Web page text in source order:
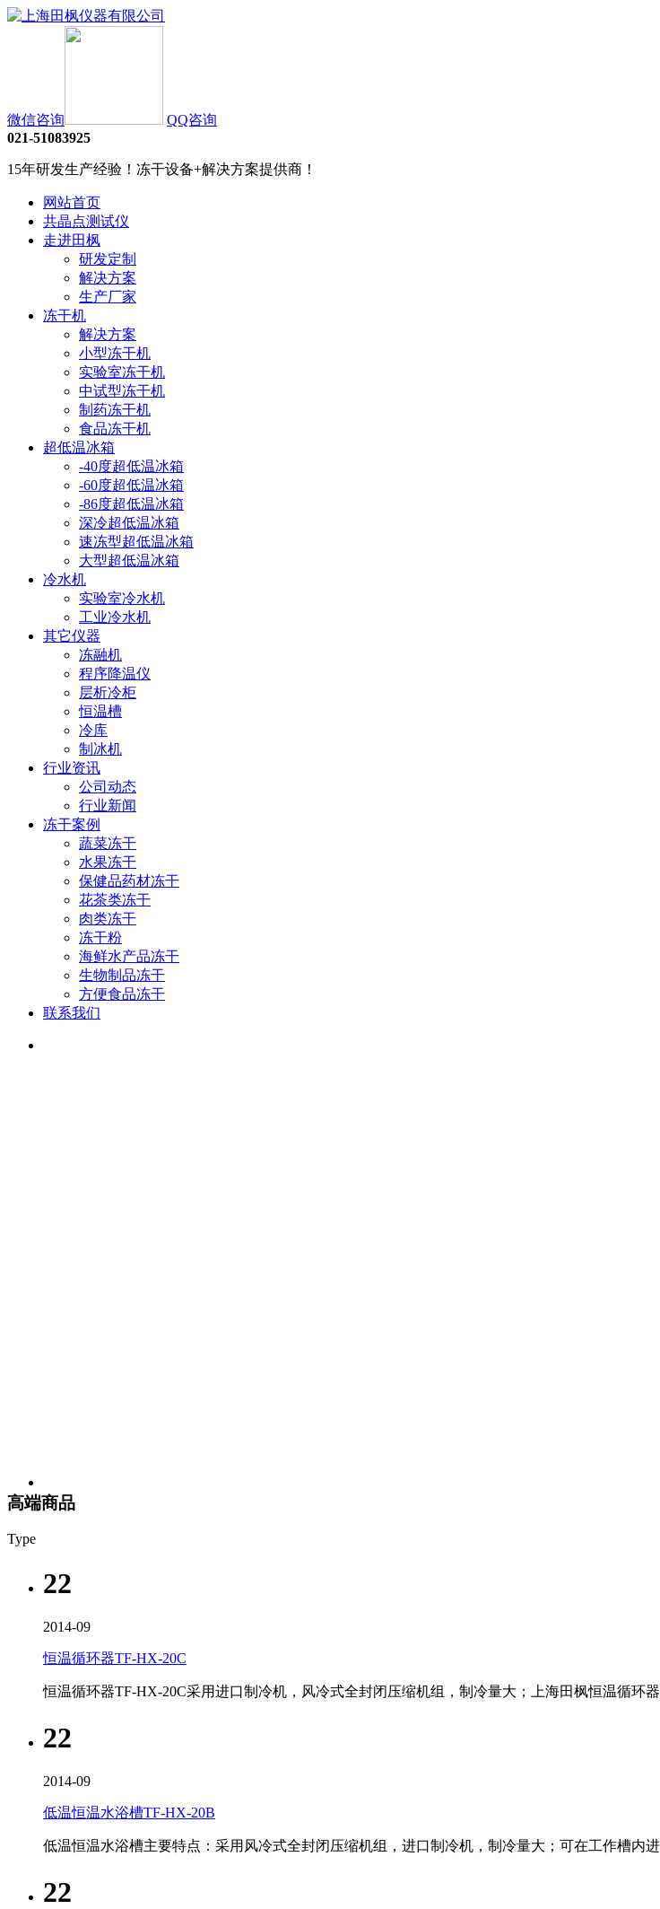
微信咨询
QQ咨询
021-51083925
15年研发生产经验！冻干设备+解决方案提供商！
网站首页
共晶点测试仪
走进田枫
研发定制
解决方案
生产厂家
冻干机
解决方案
小型冻干机
实验室冻干机
中试型冻干机
制药冻干机
食品冻干机
超低温冰箱
-40度超低温冰箱
-60度超低温冰箱
-86度超低温冰箱
深冷超低温冰箱
速冻型超低温冰箱
大型超低温冰箱
冷水机
实验室冷水机
工业冷水机
其它仪器
冻融机
程序降温仪
层析冷柜
恒温槽
冷库
制冰机
行业资讯
公司动态
行业新闻
冻干案例
蔬菜冻干
水果冻干
保健品药材冻干
花茶类冻干
肉类冻干
冻干粉
海鲜水产品冻干
生物制品冻干
方便食品冻干
联系我们
高端商品
Type
22
2014-09
恒温循环器TF-HX-20C
恒温循环器TF-HX-20C采用进口制冷机，风冷式全封闭压缩机组，制冷量大；上海田枫恒温循环
22
2014-09
低温恒温水浴槽TF-HX-20B
低温恒温水浴槽主要特点：采用风冷式全封闭压缩机组，进口制冷机，制冷量大；可在工作槽内
22